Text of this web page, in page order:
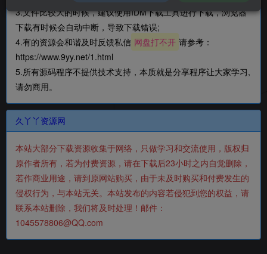
3.文件比较大的时候，建议使用IDM下载工具进行下载，浏览器
下载有时候会自动中断，导致下载错误;
4.有的资源会和谐及时反馈私信 网盘打不开 请参考：
https://www.9yy.net/1.html
5.所有源码程序不提供技术支持，本质就是分享程序让大家学习,
请勿商用。
久丫丫资源网
本站大部分下载资源收集于网络，只做学习和交流使用，版权归
原作者所有，若为付费资源，请在下载后23小时之内自觉删除，
若作商业用途，请到原网站购买，由于未及时购买和付费发生的
侵权行为，与本站无关。本站发布的内容若侵犯到您的权益，请
联系本站删除，我们将及时处理！邮件：
1045578806@QQ.com